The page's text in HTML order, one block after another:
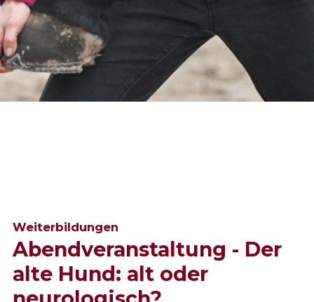
Weiterbildungen
Abendveranstaltung - Der
alte Hund: alt oder